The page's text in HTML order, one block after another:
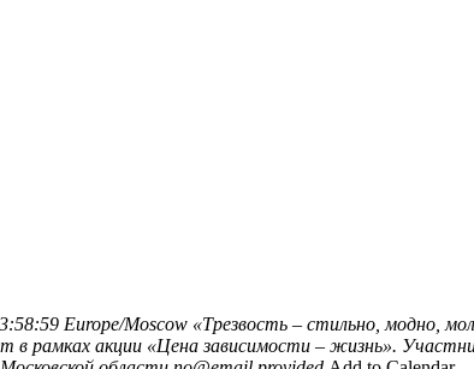
Europe/Moscow «Трезвость – стильно, модно,
в рамках акции «Цена зависимости – жизнь».